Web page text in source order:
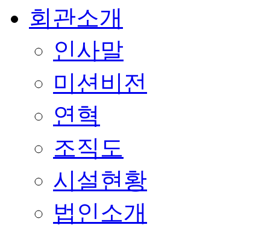
회관소개
인사말
미션비전
연혁
조직도
시설현황
법인소개